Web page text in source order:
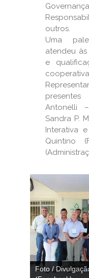
outros.
Uma
atendeu
e
Antonelli
Sandra P.
Interativa
Quintino
Foto /